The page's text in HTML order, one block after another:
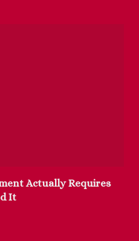
Actually Requires
It